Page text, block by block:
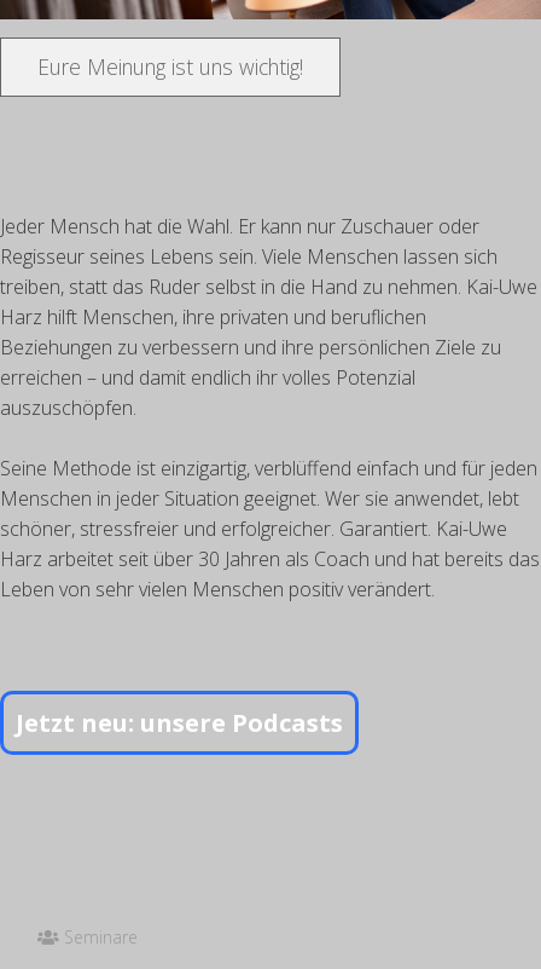
Eure Meinung ist uns wichtig!
Jeder Mensch hat die Wahl. Er kann nur Zuschauer oder
Regisseur seines Lebens sein. Viele Menschen lassen sich
treiben, statt das Ruder selbst in die Hand zu nehmen. Kai-Uwe
Harz hilft Menschen, ihre privaten und beruflichen
Beziehungen zu verbessern und ihre persönlichen Ziele zu
erreichen – und damit endlich ihr volles Potenzial
auszuschöpfen.
Seine Methode ist einzigartig, verblüffend einfach und für jeden
Menschen in jeder Situation geeignet. Wer sie anwendet, lebt
schöner, stressfreier und erfolgreicher. Garantiert. Kai-Uwe
Harz arbeitet seit über 30 Jahren als Coach und hat bereits das
Leben von sehr vielen Menschen positiv verändert.
Jetzt neu: unsere Podcasts
Seminare